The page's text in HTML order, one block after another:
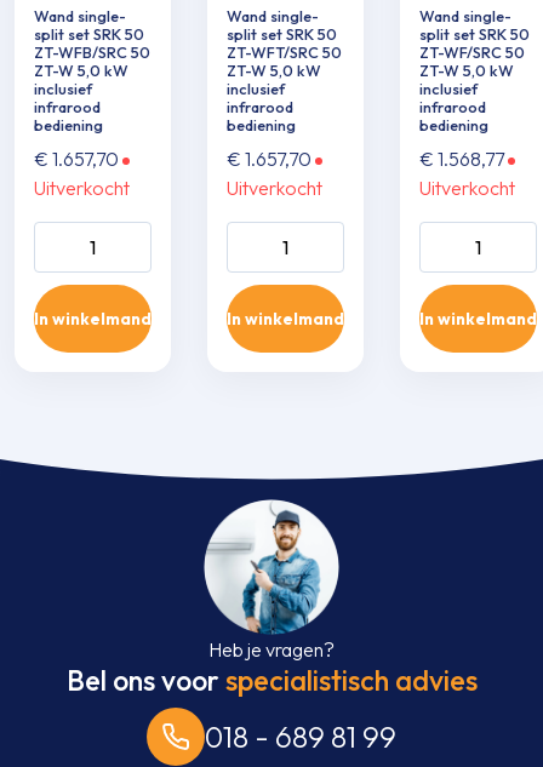
Wand single-
split set SRK 50
ZT-WFB/SRC 50
ZT-W 5,0 kW
inclusief
infrarood
bediening
€ 1.657,70
Uitverkocht
WFB/SRC 50 ZT-
W 5,0 kW inclusief
infrarood
In winkelmand
Wand single-
split set SRK 50
ZT-WFT/SRC 50
ZT-W 5,0 kW
inclusief
infrarood
bediening
€ 1.657,70
Uitverkocht
WFT/SRC 50 ZT-
W 5,0 kW inclusief
infrarood
In winkelmand
Wand single-
split set SRK 50
ZT-WF/SRC 50
ZT-W 5,0 kW
inclusief
infrarood
bediening
€ 1.568,77
Uitverkocht
WF/SRC 50
5,0 kW
infrarood
In winkelmand
Heb je vragen?
Bel ons voorspecialistisch advies
018 - 689 81 99